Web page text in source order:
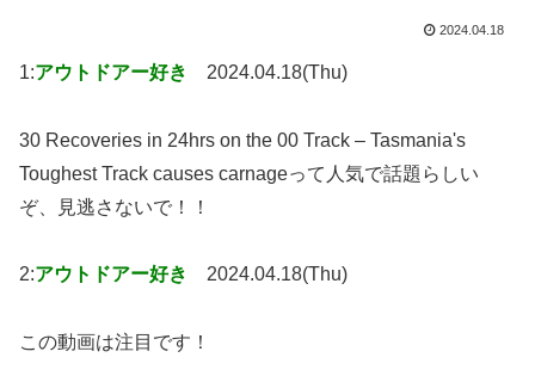
2024.04.18
1:アウトドアー好き 2024.04.18(Thu)
30 Recoveries in 24hrs on the 00 Track – Tasmania's
Toughest Track causes carnageって人気で話題らしい
ぞ、見逃さないで！！
2:アウトドアー好き 2024.04.18(Thu)
この動画は注目です！